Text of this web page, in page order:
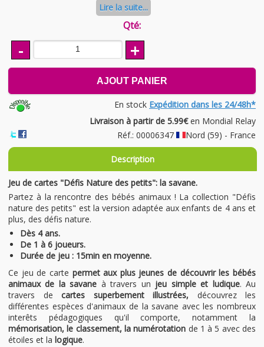
Lire la suite...
Qté:
- +
AJOUT PANIER
En stock Expédition dans les 24/48h*
Livraison à partir de 5.99€en Mondial Relay
Réf.: 00006347
Nord (59) - France
Description
Jeu de cartes "Défis Nature des petits": la savane.
Partez à la rencontre des bébés animaux ! La collection "Défis
nature des petits" est la version adaptée aux enfants de 4 ans et
plus, des défis nature.
Dès 4 ans.
De 1 à 6 joueurs.
Durée de jeu : 15min en moyenne.
Ce jeu de carte permet aux plus jeunes de découvrir les bébés
animaux de la savane à travers un jeu simple et ludique. Au
travers de cartes superbement illustrées, découvrez les
différentes espèces d'animaux de la savane avec les nombreux
interêts pédagogiques qu'il comporte, notamment la
mémorisation, le classement, la numérotation de 1 à 5 avec des
étoiles et la logique.